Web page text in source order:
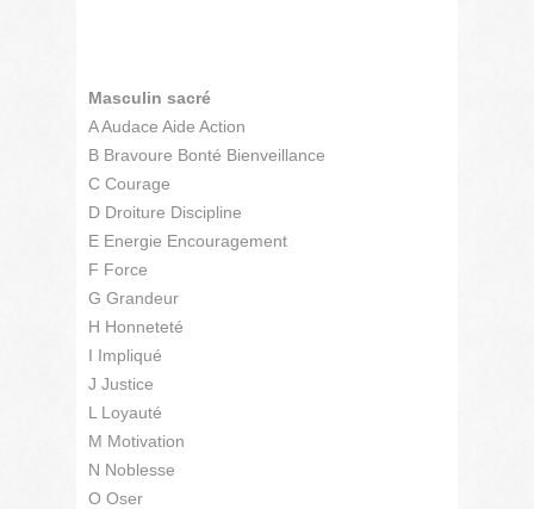
Masculin sacré
A Audace Aide Action
B Bravoure Bonté Bienveillance
C Courage
D Droiture Discipline
E Energie Encouragement
F Force
G Grandeur
H Honneteté
I Impliqué
J Justice
L Loyauté
M Motivation
N Noblesse
O Oser